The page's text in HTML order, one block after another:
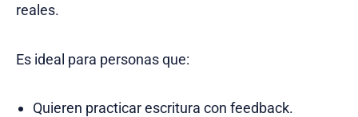
reales.
Es ideal para personas que:
Quieren practicar escritura con feedback.